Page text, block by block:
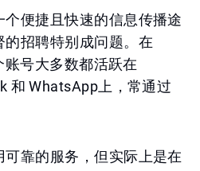
便捷且快速的信息传播途
招聘特别成问题。在
号大多数都活跃在
和 WhatsApp上，常通过
靠的服务，但实际上是在